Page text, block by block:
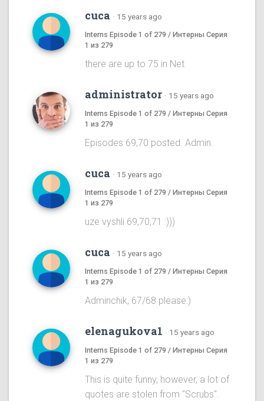
cuca · 15 years ago
Interns Episode 1 of 279 / Интерны Серия
1 из 279
there are up to 75 in Net
administrator · 15 years ago
Interns Episode 1 of 279 / Интерны Серия
1 из 279
Episodes 69,70 posted. Admin.
cuca · 15 years ago
Interns Episode 1 of 279 / Интерны Серия
1 из 279
uze vyshli 69,70,71 :)))
cuca · 15 years ago
Interns Episode 1 of 279 / Интерны Серия
1 из 279
Adminchik, 67/68 please:)
elenagukova1 · 15 years ago
Interns Episode 1 of 279 / Интерны Серия
1 из 279
This is quite funny, however, a lot of
quotes are stolen from "Scrubs".